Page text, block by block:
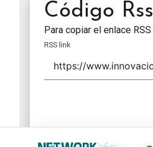
Código Rss
Para copiar el enlace
RSS link